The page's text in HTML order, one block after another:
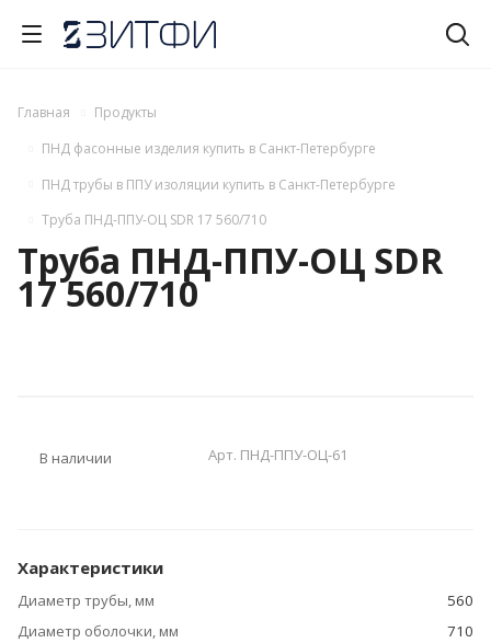
Главная
Продукты
ПНД фасонные изделия купить в Санкт-Петербурге
ПНД трубы в ППУ изоляции купить в Санкт-Петербурге
Труба ПНД-ППУ-ОЦ SDR 17 560/710
Труба ПНД-ППУ-ОЦ SDR
17 560/710
В наличии Арт. ПНД-ППУ-ОЦ-61
Характеристики
Диаметр трубы, мм
560
Диаметр оболочки, мм
710